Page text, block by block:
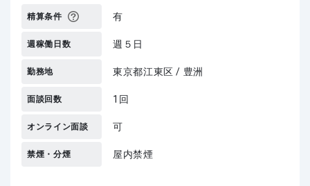
精算条件 有
週稼働日数 週５日
勤務地 東京都江東区 / 豊洲
面談回数 1回
オンライン面談 可
禁煙・分煙 屋内禁煙